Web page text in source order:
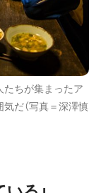
たちが集まったア
だ（写真＝深澤慎